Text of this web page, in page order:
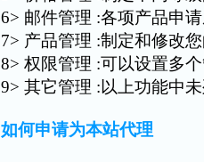
6> 邮件管理 :各项产品申
7> 产品管理 :制定和修改
8> 权限管理 :可以设置多
9> 其它管理 :以上功能中
如何申请为本站代理